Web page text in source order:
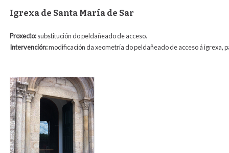
Igrexa de Santa María de Sar
Proxecto:substitución do peldañeado de acceso.
Intervención:modificación da xeometría do peldañeado de acceso á igrexa,
peldanos_sar1_para_web.jpg